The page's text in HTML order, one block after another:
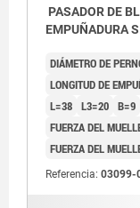
PASADOR DE
EMPUÑADURA
DIÁMETRO DE
LONGITUD DE
L=38 L3=20 B=9
FUERZA DEL
FUERZA DEL
Referencia: 03099-